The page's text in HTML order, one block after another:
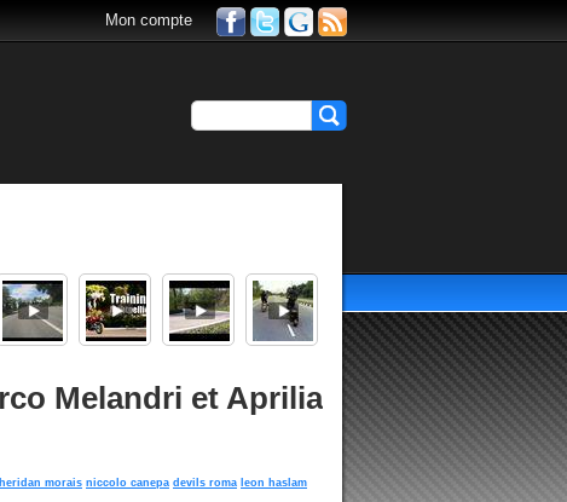
Mon compte
Melandri et Aprilia
morais niccolo canepa devils roma leon haslam